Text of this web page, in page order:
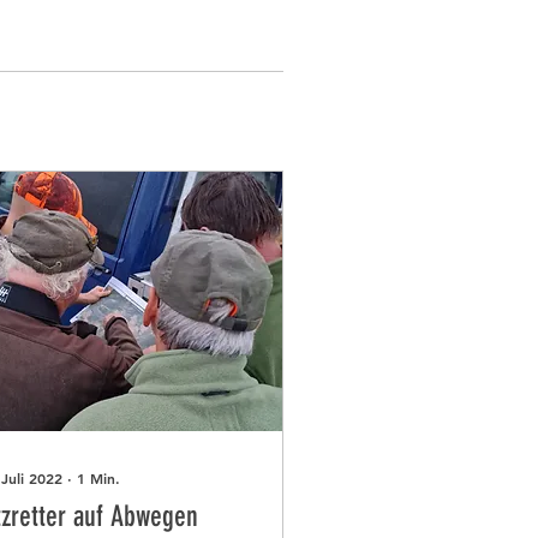
2022 ∙ 1 Min.
auf Abwegen